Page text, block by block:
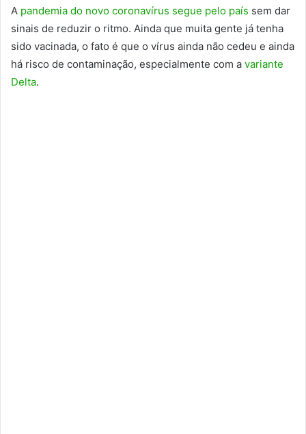
A pandemia do novo coronavírus segue pelo país sem dar
sinais de reduzir o ritmo. Ainda que muita gente já tenha
sido vacinada, o fato é que o vírus ainda não cedeu e ainda
há risco de contaminação, especialmente com a variante
Delta.